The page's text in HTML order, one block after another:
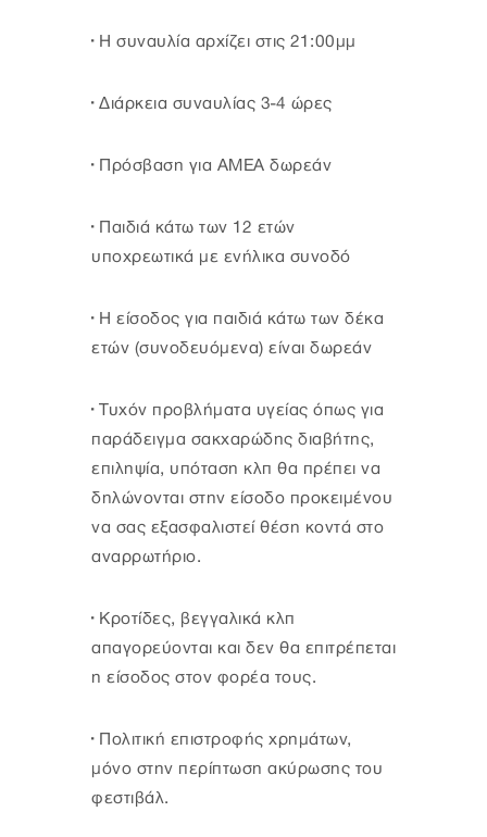
· Η συναυλία αρχίζει στις 21:00μμ
· Διάρκεια συναυλίας 3-4 ώρες
· Πρόσβαση για ΑΜΕΑ δωρεάν
· Παιδιά κάτω των 12 ετών
υποχρεωτικά με ενήλικα συνοδό
· Η είσοδος για παιδιά κάτω των δέκα
ετών (συνοδευόμενα) είναι δωρεάν
· Τυχόν προβλήματα υγείας όπως για
παράδειγμα σακχαρώδης διαβήτης,
επιληψία, υπόταση κλπ θα πρέπει να
δηλώνονται στην είσοδο προκειμένου
να σας εξασφαλιστεί θέση κοντά στο
αναρρωτήριο.
· Κροτίδες, βεγγαλικά κλπ
απαγορεύονται και δεν θα επιτρέπεται
η είσοδος στον φορέα τους.
· Πολιτική επιστροφής χρημάτων,
μόνο στην περίπτωση ακύρωσης του
φεστιβάλ.